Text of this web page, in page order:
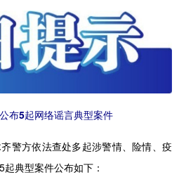
布5起网络谣言典型案件
警方依法查处多起涉警情、险情、疫
典型案件公布如下：